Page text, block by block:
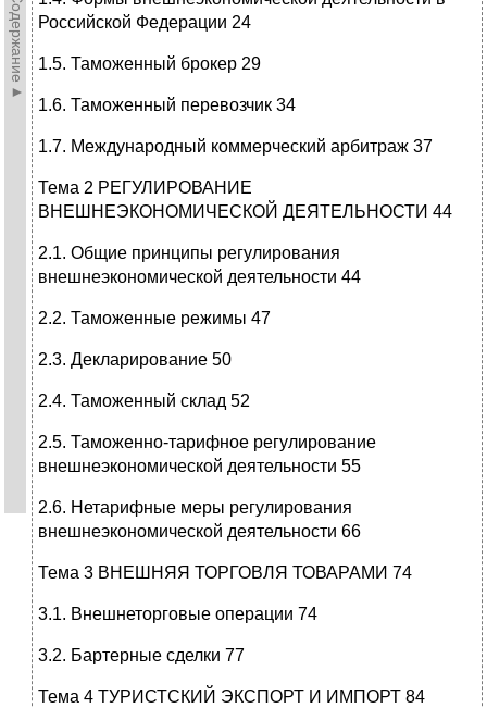
►Содержание►
Российской Федерации 24
1.5. Таможенный брокер 29
1.6. Таможенный перевозчик 34
1.7. Международный коммерческий арбитраж 37
Тема 2 РЕГУЛИРОВАНИЕ
ВНЕШНЕЭКОНОМИЧЕСКОЙ ДЕЯТЕЛЬНОСТИ 44
2.1. Общие принципы регулирования
внешнеэкономической деятельности 44
2.2. Таможенные режимы 47
2.3. Декларирование 50
2.4. Таможенный склад 52
2.5. Таможенно-тарифное регулирование
внешнеэкономической деятельности 55
2.6. Нетарифные меры регулирования
внешнеэкономической деятельности 66
Тема 3 ВНЕШНЯЯ ТОРГОВЛЯ ТОВАРАМИ 74
3.1. Внешнеторговые операции 74
3.2. Бартерные сделки 77
Тема 4 ТУРИСТСКИЙ ЭКСПОРТ И ИМПОРТ 84